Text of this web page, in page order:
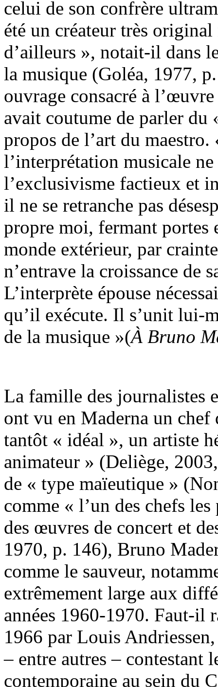
celui de son confrère
été un créateur très
d’ailleurs », notait-il dans
la musique (Goléa, 1977,
ouvrage consacré à
avait coutume de parler du
propos de l’art du
l’interprétation musicale ne
l’exclusivisme factieux et
il ne se retranche pas
propre moi, fermant portes
monde extérieur, par
n’entrave la croissance de
L’interprète épouse
qu’il exécute. Il s’unit lui-
de la musique »(À Bruno
La famille des journalistes
ont vu en Maderna un chef
tantôt « idéal », un artiste
animateur » (Deliège,
de « type maïeutique »
comme « l’un des chefs
des œuvres de concert et
1970, p. 146), Bruno
comme le sauveur,
extrêmement large aux
années 1960-1970. Faut-il
1966 par Louis
– entre autres – contestant
contemporaine au sein du